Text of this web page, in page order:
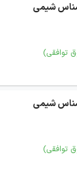
شیمی
توافقی)
شیمی
توافقی)